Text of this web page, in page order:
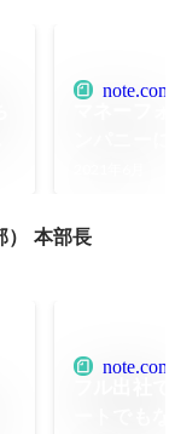
note.com
本部長
note.com